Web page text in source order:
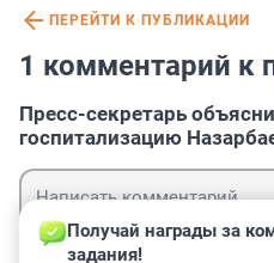
ПЕРЕЙТИ К ПУБЛИКАЦИИ
1 комментарий к
Пресс-секретарь
госпитализацию
Получай награды за
задания!